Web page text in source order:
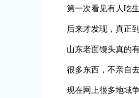
第一次看见有人吃
后来才发现，真正
山东老面馒头真的
很多东西，不亲自
现在网上很多地域